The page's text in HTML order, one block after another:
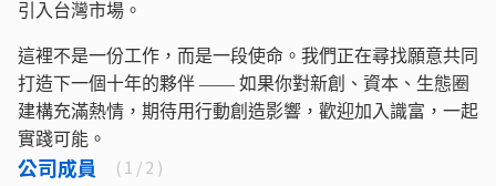
引入台灣市場。
這裡不是一份工作，而是一段使命。我們正在尋找願意共同
打造下一個十年的夥伴 —— 如果你對新創、資本、生態圈
建構充滿熱情，期待用行動創造影響，歡迎加入識富，一起
實踐可能。
公司成員 ( 1 / 2 )